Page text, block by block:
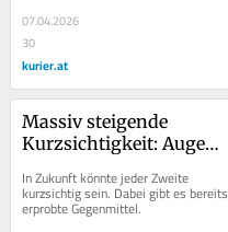
07.04.2026
30
kurier.at
Massiv steigende
Kurzsichtigkeit: Augen
In Zukunft könnte jeder Zweite
kurzsichtig sein. Dabei gibt es bereits
erprobte Gegenmittel.